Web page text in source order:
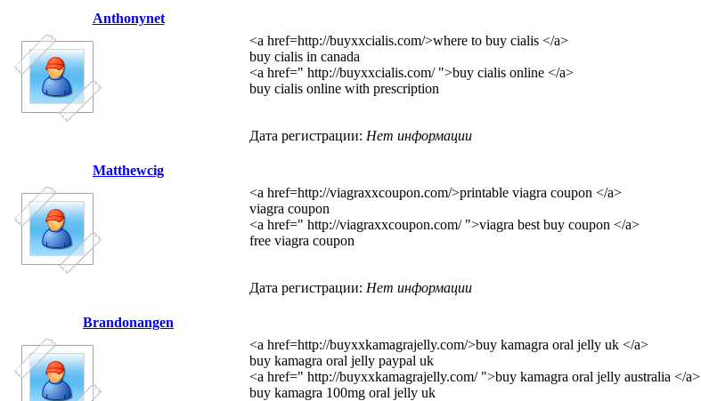
Anthonynet
<a href=http://buyxxcialis.com/>where to buy cialis </a>
buy cialis in canada
<a href=" http://buyxxcialis.com/ ">buy cialis online </a>
buy cialis online with prescription
Дата регистрации: Нет информации
Matthewcig
<a href=http://viagraxxcoupon.com/>printable viagra coupon </a>
viagra coupon
<a href=" http://viagraxxcoupon.com/ ">viagra best buy coupon </a>
free viagra coupon
Дата регистрации: Нет информации
Brandonangen
<a href=http://buyxxkamagrajelly.com/>buy kamagra oral jelly uk </a>
buy kamagra oral jelly paypal uk
<a href=" http://buyxxkamagrajelly.com/ ">buy kamagra oral jelly australia </a>
buy kamagra 100mg oral jelly uk